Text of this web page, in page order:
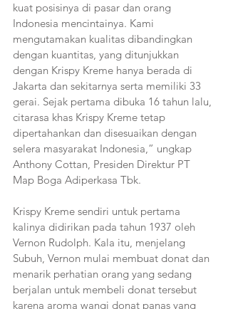
kuat posisinya di pasar dan orang
Indonesia mencintainya. Kami
mengutamakan kualitas dibandingkan
dengan kuantitas, yang ditunjukkan
dengan Krispy Kreme hanya berada di
Jakarta dan sekitarnya serta memiliki 33
gerai. Sejak pertama dibuka 16 tahun lalu,
citarasa khas Krispy Kreme tetap
dipertahankan dan disesuaikan dengan
selera masyarakat Indonesia,” ungkap
Anthony Cottan, Presiden Direktur PT
Map Boga Adiperkasa Tbk.
Krispy Kreme sendiri untuk pertama
kalinya didirikan pada tahun 1937 oleh
Vernon Rudolph. Kala itu, menjelang
Subuh, Vernon mulai membuat donat dan
menarik perhatian orang yang sedang
berjalan untuk membeli donat tersebut
karena aroma wangi donat panas yang